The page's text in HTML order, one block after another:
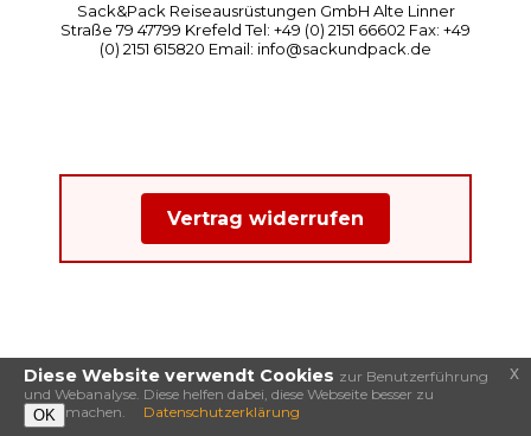
Sack&Pack Reiseausrüstungen GmbH Alte Linner
Straße 79 47799 Krefeld Tel: +49 (0) 2151 66602 Fax: +49
(0) 2151 615820 Email: info@sackundpack.de
Vertrag widerrufen
Diese Website verwendt Cookies zur Benutzerführung
und Webanalyse. Diese helfen dabei, diese Webseite besser zu
machen.
OK Datenschutzerklärung
x